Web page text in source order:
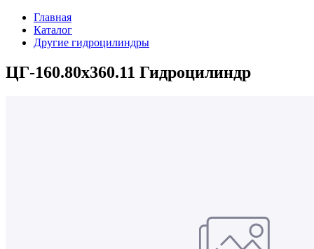
Главная
Каталог
Другие гидроцилиндры
ЦГ-160.80х360.11 Гидроцилиндр